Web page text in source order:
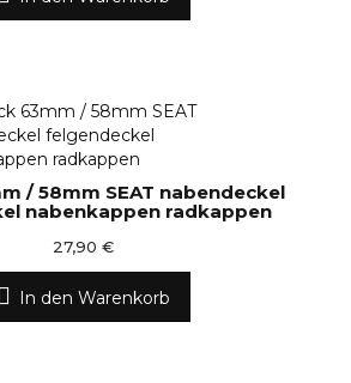
/ 58mm SEAT nabendeckel
nabenkappen radkappen
27,90 €
In den Warenkorb